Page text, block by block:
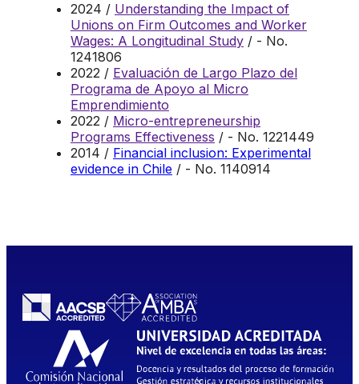
2024 / Understanding the Impact of
Unions on Firm Outcomes and Worker
Wages: A Longitudinal Study / - No.
1241806
2022 / Evaluación de Largo Plazo del
Programa de Apoyo al Micro
Emprendimiento
2022 / Micro-entrepreneurship
Programs Effectiveness / - No. 1221449
2014 / Financial inclusion: Experimental
evidence in Chile / - No. 1140914